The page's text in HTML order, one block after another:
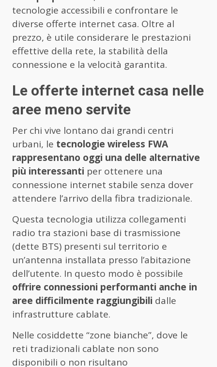
tecnologie accessibili e confrontare le
diverse offerte internet casa. Oltre al
prezzo, è utile considerare le prestazioni
effettive della rete, la stabilità della
connessione e la velocità garantita.
Le offerte internet casa nelle
aree meno servite
Per chi vive lontano dai grandi centri
urbani, le tecnologie wireless FWA
rappresentano oggi una delle alternative
più interessanti per ottenere una
connessione internet stabile senza dover
attendere l’arrivo della fibra tradizionale.
Questa tecnologia utilizza collegamenti
radio tra stazioni base di trasmissione
(dette BTS) presenti sul territorio e
un’antenna installata presso l’abitazione
dell’utente. In questo modo è possibile
offrire connessioni performanti anche in
aree difficilmente raggiungibili dalle
infrastrutture cablate.
Nelle cosiddette “zone bianche”, dove le
reti tradizionali cablate non sono
disponibili o non risultano